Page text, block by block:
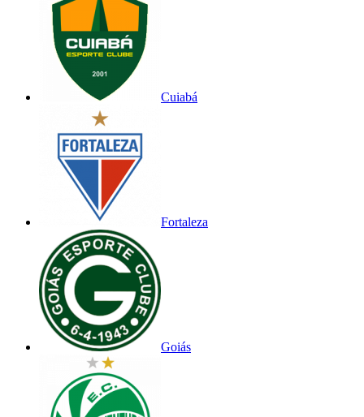
Cuiabá
Fortaleza
Goiás